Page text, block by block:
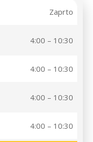
Zaprto
4:00 – 10:30
4:00 – 10:30
4:00 – 10:30
4:00 – 10:30